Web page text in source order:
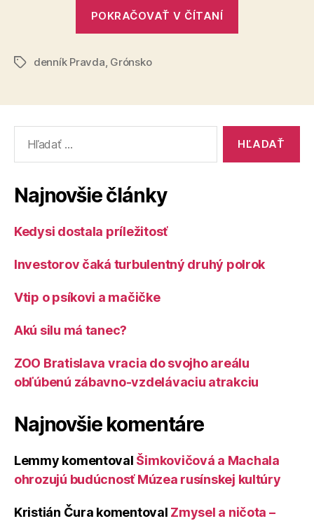
POKRAČOVAŤ V ČÍTANÍ
Značkydenník Pravda, Grónsko
Najnovšie články
Kedysi dostala príležitosť
Investorov čaká turbulentný druhý polrok
Vtip o psíkovi a mačičke
Akú silu má tanec?
ZOO Bratislava vracia do svojho areálu
obľúbenú zábavno-vzdelávaciu atrakciu
Najnovšie komentáre
Lemmy komentoval Šimkovičová a Machala
ohrozujú budúcnosť Múzea rusínskej kultúry
Kristián Čura komentoval Zmysel a ničota –